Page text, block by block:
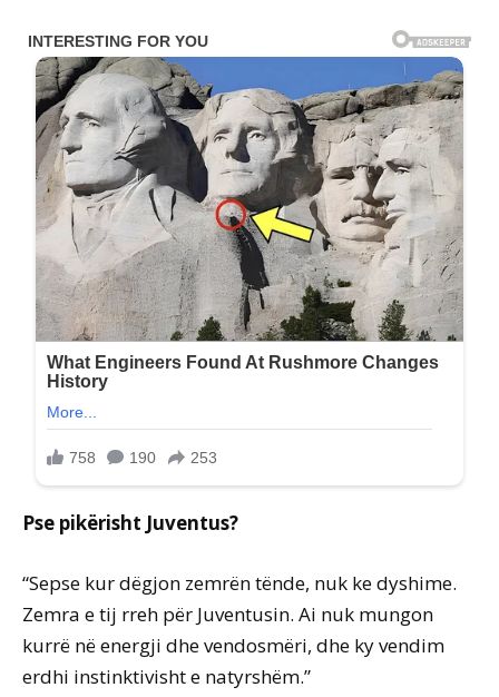
Pse pikërisht Juventus?
“Sepse kur dëgjon zemrën tënde, nuk ke dyshime.
Zemra e tij rreh për Juventusin. Ai nuk mungon
kurrë në energji dhe vendosmëri, dhe ky vendim
erdhi instinktivisht e natyrshëm.”